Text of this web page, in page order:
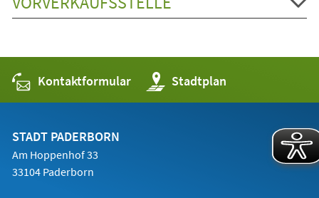
Kontaktformular Stadtplan
(Öffnet
in
einem
STADT PADERBORN
Am Hoppenhof 33
33104 Paderborn